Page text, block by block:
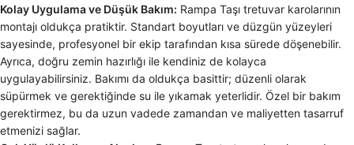
Kolay Uygulama ve Düşük Bakım: Rampa Taşı tretuvar karolarının
montajı oldukça pratiktir. Standart boyutları ve düzgün yüzeyleri
sayesinde, profesyonel bir ekip tarafından kısa sürede döşenebilir.
Ayrıca, doğru zemin hazırlığı ile kendiniz de kolayca
uygulayabilirsiniz. Bakımı da oldukça basittir; düzenli olarak
süpürmek ve gerektiğinde su ile yıkamak yeterlidir. Özel bir bakım
gerektirmez, bu da uzun vadede zamandan ve maliyetten tasarruf
etmenizi sağlar.